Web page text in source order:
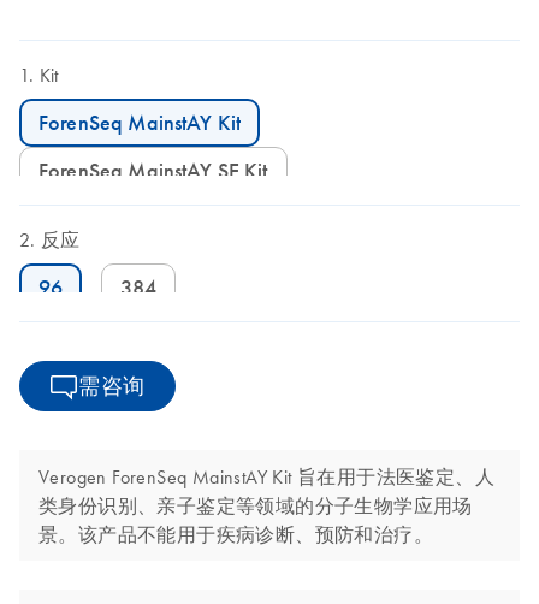
Kit
ForenSeq MainstAY Kit
ForenSeq MainstAY SE Kit
反应
96 384
需咨询
Verogen ForenSeq MainstAY Kit 旨在用于法医鉴定、人
类身份识别、亲子鉴定等领域的分子生物学应用场
景。该产品不能用于疾病诊断、预防和治疗。